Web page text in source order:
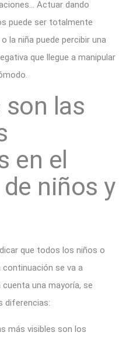
Actuar dando
puede ser totalmente
la niña puede percibir una
que llegue a manipular
son las
en el
niños y
que todos los niños o
se va a
una mayoría, se
diferencias:
más visibles son los